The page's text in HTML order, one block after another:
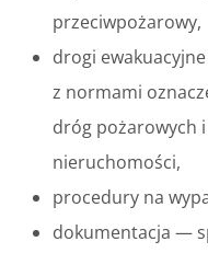
przeciwpożarowy,
drogi
z normami
dróg pożarowych
nieruchomości,
procedury na
dokumentacja —